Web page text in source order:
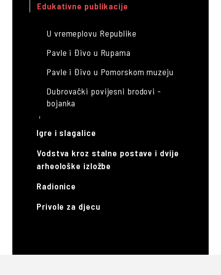
Edukativne publikacije
U vremeplovu Republike
Pavle i Đivo u Rupama
Pavle i Đivo u Pomorskom muzeju
Dubrovački povijesni brodovi -
bojanka
- bojanka
Intervju s Orlandom
Stjepan Gradić: OTAC DOMOVINE
Najprije se ovdje glagoljalo
Abecedarij Prvog svjetskog rata u
iz dubrovačkog kraja
Igre i slagalice
Vodstva kroz stalne postave i dvije
arheološke izložbe
Radionice
Privole za djecu